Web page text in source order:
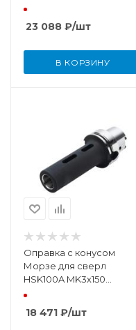
DIN69893
23 088 ₽/шт
В КОРЗИНУ
Оправка с конусом
Морзе для сверл
HSK100A MK3х150
DIN69893
18 471 ₽/шт